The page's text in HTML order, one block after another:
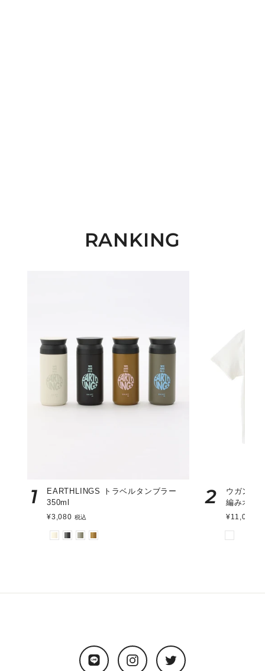
RANKING
1
EARTHLINGS トラベルタンブラー
350ml
¥3,080 税込
2
ウガンダ
編みオー
¥11,000
LINE InstagramTwitter